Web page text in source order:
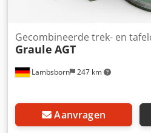
Lambsborn 247 km
Gecombineerde trek- en
Graule AGT
Aanvragen